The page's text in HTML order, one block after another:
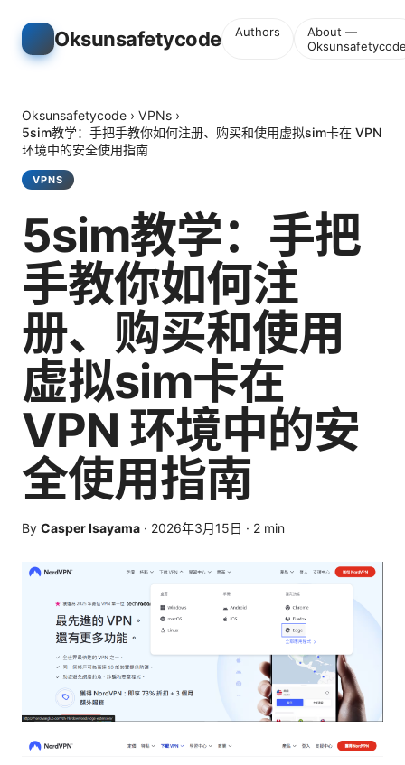
Oksunsafetycode Authors
About —
Oksunsafetycode › VPNs ›
5sim教学：手把手教你如何注册、购买和使用虚拟sim卡在 VPN
环境中的安全使用指南
VPNS
5sim教学：手把
手教你如何注
册、购买和使用
虚拟sim卡在
VPN 环境中的安
全使用指南
By Casper Isayama · 2026年3月15日 · 2 min